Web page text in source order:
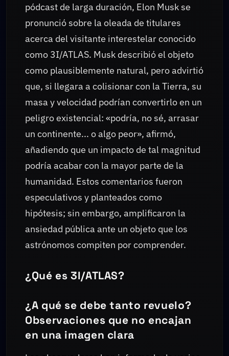
pódcast de larga duración, Elon Musk se
pronunció sobre la oleada de titulares
acerca del visitante interestelar conocido
como 3I/ATLAS. Musk describió el objeto
como plausiblemente natural, pero advirtió
que, si llegara a colisionar con la Tierra, su
masa y velocidad podrían convertirlo en un
peligro existencial: «podría, no sé, arrasar
un continente... o algo peor», afirmó,
añadiendo que un impacto de tal magnitud
podría acabar con la mayor parte de la
humanidad. Estos comentarios fueron
especulativos y planteados como
hipótesis; sin embargo, amplificaron la
ansiedad pública ante un objeto que los
astrónomos compiten por comprender.
¿Qué es 3I/ATLAS?
¿A qué se debe tanto revuelo?
Observaciones que no encajan
en una imagen clara